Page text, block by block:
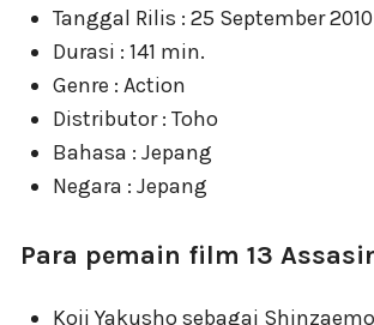
Tanggal Rilis : 25 September 2010
Durasi : 141 min.
Genre : Action
Distributor : Toho
Bahasa : Jepang
Negara : Jepang
Para pemain film 13
Koji Yakusho sebagai